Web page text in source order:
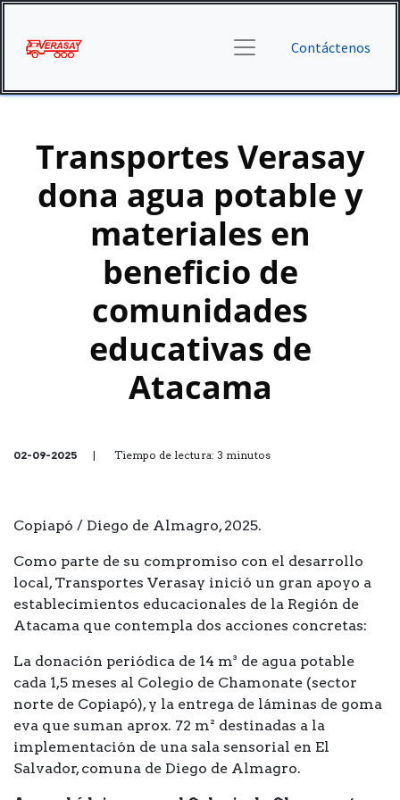
Contáctenos
Transportes Verasay
dona agua potable y
materiales en
beneficio de
comunidades
educativas de
Atacama
02-09-2025 | Tiempo de lectura: 3 minutos
Copiapó / Diego de Almagro, 2025.
Como parte de su compromiso con el desarrollo
local, Transportes Verasay inició un gran apoyo a
establecimientos educacionales de la Región de
Atacama que contempla dos acciones concretas:
La donación periódica de 14 m³ de agua potable
cada 1,5 meses al Colegio de Chamonate (sector
norte de Copiapó), y la entrega de láminas de goma
eva que suman aprox. 72 m² destinadas a la
implementación de una sala sensorial en El
Salvador, comuna de Diego de Almagro.